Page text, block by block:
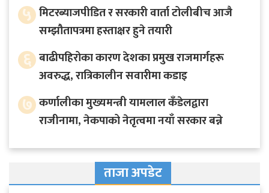
५ मिटरब्याजपीडित र सरकारी वार्ता टोलीबीच आजै
सम्झौतापत्रमा हस्ताक्षर हुने तयारी
६ बाढीपहिरोका कारण देशका प्रमुख राजमार्गहरू
अवरुद्ध, रात्रिकालीन सवारीमा कडाइ
७ कर्णालीका मुख्यमन्त्री यामलाल कँडेलद्वारा
राजीनामा, नेकपाको नेतृत्वमा नयाँ सरकार बन्ने
ताजा अपडेट